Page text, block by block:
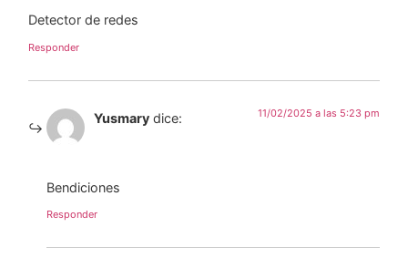
Detector de redes
Responder
Yusmary dice: 11/02/2025 a las 5:23 pm
Bendiciones
Responder